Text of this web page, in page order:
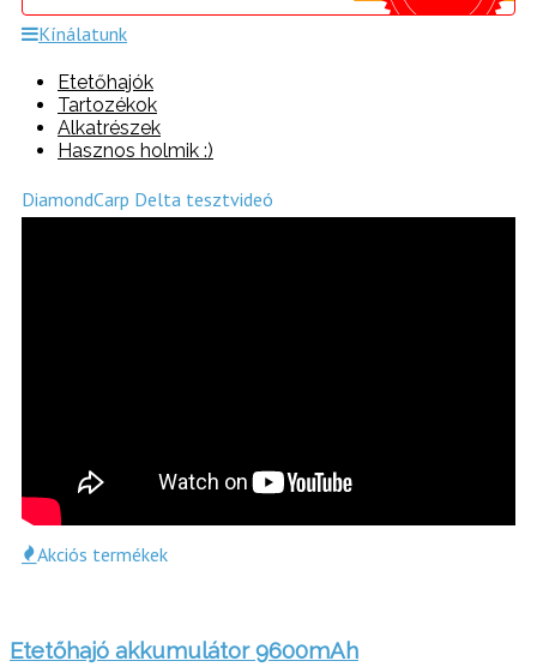
Kínálatunk
Etetőhajók
Tartozékok
Alkatrészek
Hasznos holmik :)
DiamondCarp Delta tesztvideó
Akciós termékek
Etetőhajó akkumulátor 9600mAh